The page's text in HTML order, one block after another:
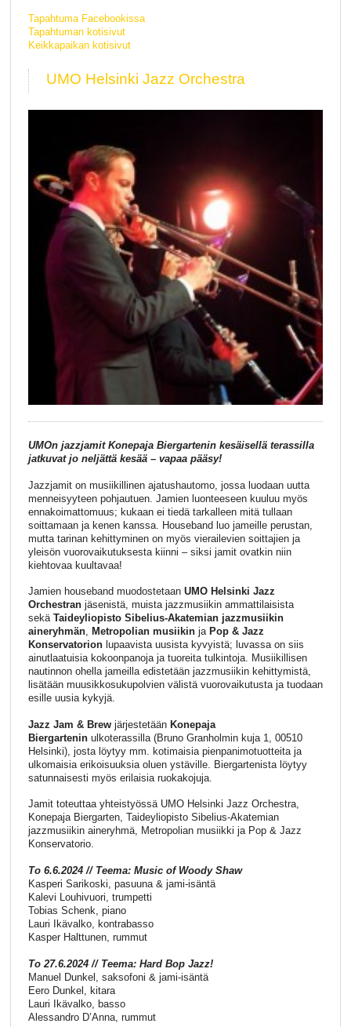
Tapahtuma Facebookissa
Tapahtuman kotisivut
Keikkapaikan kotisivut
UMO Helsinki Jazz Orchestra
UMOn jazzjamit Konepaja Biergartenin kesäisellä terassilla
jatkuvat jo neljättä kesää – vapaa pääsy!
Jazzjamit on musiikillinen ajatushautomo, jossa luodaan uutta
menneisyyteen pohjautuen. Jamien luonteeseen kuuluu myös
ennakoimattomuus; kukaan ei tiedä tarkalleen mitä tullaan
soittamaan ja kenen kanssa. Houseband luo jameille perustan,
mutta tarinan kehittyminen on myös vierailevien soittajien ja
yleisön vuorovaikutuksesta kiinni – siksi jamit ovatkin niin
kiehtovaa kuultavaa!
Jamien houseband muodostetaan UMO Helsinki Jazz
Orchestran jäsenistä, muista jazzmusiikin ammattilaisista
sekä Taideyliopisto Sibelius-Akatemian jazzmusiikin
aineryhmän, Metropolian musiikinja Pop & Jazz
Konservatorionlupaavista uusista kyvyistä; luvassa on siis
ainutlaatuisia kokoonpanoja ja tuoreita tulkintoja. Musiikillisen
nautinnon ohella jameilla edistetään jazzmusiikin kehittymistä,
lisätään muusikkosukupolvien välistä vuorovaikutusta ja tuodaan
esille uusia kykyjä.
Jazz Jam & Brewjärjestetään Konepaja
Biergarteninulkoterassilla (Bruno Granholmin kuja 1, 00510
Helsinki), josta löytyy mm. kotimaisia pienpanimotuotteita ja
ulkomaisia erikoisuuksia oluen ystäville. Biergartenista löytyy
satunnaisesti myös erilaisia ruokakojuja.
Jamit toteuttaa yhteistyössä UMO Helsinki Jazz Orchestra,
Konepaja Biergarten, Taideyliopisto Sibelius-Akatemian
jazzmusiikin aineryhmä, Metropolian musiikki ja Pop & Jazz
Konservatorio.
To 6.6.2024 // Teema: Music of Woody Shaw
Kasperi Sarikoski, pasuuna & jami-isäntä
Kalevi Louhivuori, trumpetti
Tobias Schenk, piano
Lauri Ikävalko, kontrabasso
Kasper Halttunen, rummut
To 27.6.2024 // Teema: Hard Bop Jazz!
Manuel Dunkel, saksofoni & jami-isäntä
Eero Dunkel, kitara
Lauri Ikävalko, basso
Alessandro D’Anna, rummut